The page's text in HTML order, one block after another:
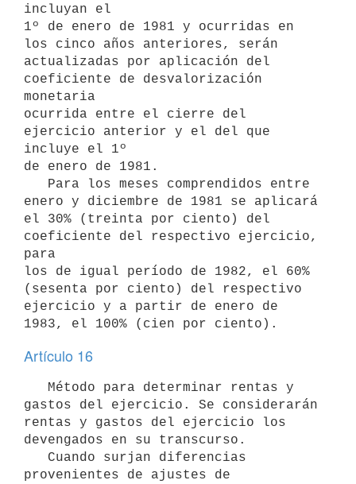
incluyan el
1º de enero de 1981 y ocurridas en
los cinco años anteriores, serán
actualizadas por aplicación del
coeficiente de desvalorización
monetaria
ocurrida entre el cierre del
ejercicio anterior y el del que
incluye el 1º
de enero de 1981.
enero y diciembre de 1981 se aplicará
el 30% (treinta por ciento) del
coeficiente del respectivo ejercicio,
para
los de igual período de 1982, el 60%
(sesenta por ciento) del respectivo
ejercicio y a partir de enero de
1983, el 100% (cien por ciento).
Artículo 16
gastos del ejercicio. Se considerarán
rentas y gastos del ejercicio los
devengados en su transcurso.
provenientes de ajustes de